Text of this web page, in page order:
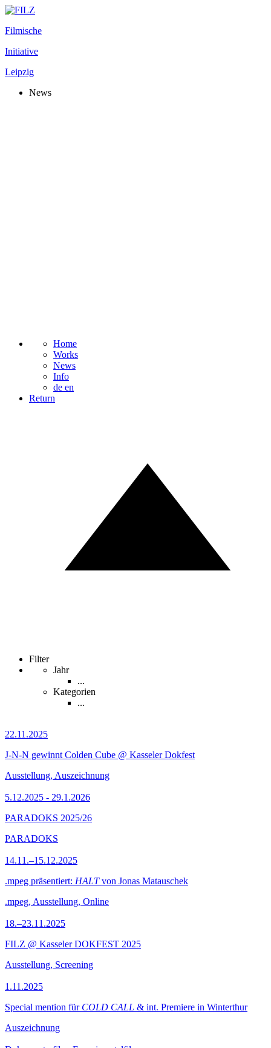
Filmische
Initiative
Leipzig
News
Home
Works
News
Info
de en
Return
Filter
Jahr
...
Kategorien
...
22.11.2025
J-N-N gewinnt Colden Cube @ Kasseler Dokfest
Ausstellung, Auszeichnung
5.12.2025 - 29.1.2026
PARADOKS 2025/26
PARADOKS
14.11.–15.12.2025
.mpeg präsentiert: HALTvon Jonas Matauschek
.mpeg, Ausstellung, Online
18.–23.11.2025
FILZ @ Kasseler DOKFEST 2025
Ausstellung, Screening
1.11.2025
Special mention für COLD CALL & int. Premiere in Winterthur
Auszeichnung